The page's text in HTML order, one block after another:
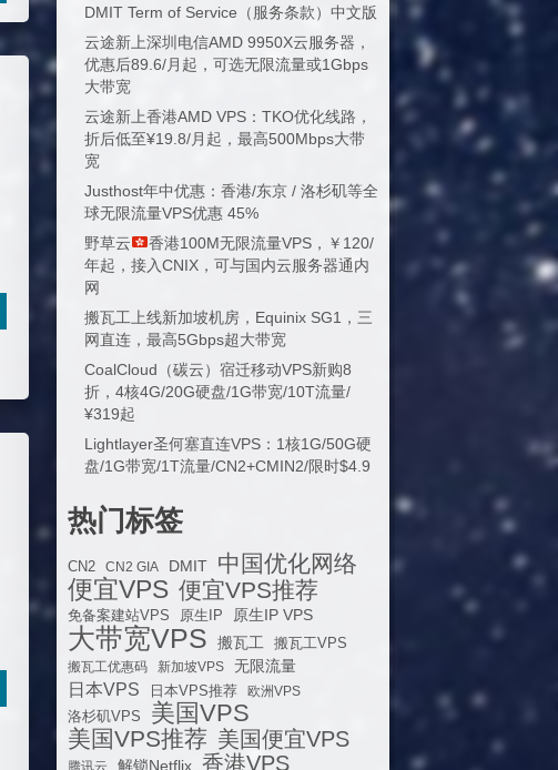
DMIT Term of Service（服务条款）中文版
云途新上深圳电信AMD 9950X云服务器，
优惠后89.6/月起，可选无限流量或1Gbps
大带宽
云途新上香港AMD VPS：TKO优化线路，
折后低至¥19.8/月起，最高500Mbps大带
宽
Justhost年中优惠：香港/东京 / 洛杉矶等全
球无限流量VPS优惠 45%
野草云
香港100M无限流量VPS，￥120/
年起，接入CNIX，可与国内云服务器通内
网
搬瓦工上线新加坡机房，Equinix SG1，三
网直连，最高5Gbps超大带宽
CoalCloud（碳云）宿迁移动VPS新购8
折，4核4G/20G硬盘/1G带宽/10T流量/
¥319起
Lightlayer圣何塞直连VPS：1核1G/50G硬
盘/1G带宽/1T流量/CN2+CMIN2/限时$4.9
热门标签
CN2 CN2 GIA DMIT 中国优化网络
便宜VPS 便宜VPS推荐
免备案建站VPS 原生IP 原生IP VPS
大带宽VPS 搬瓦工
搬瓦工VPS
搬瓦工优惠码
新加坡VPS 无限流量
日本VPS 日本VPS推荐
欧洲VPS
洛杉矶VPS
美国VPS
美国VPS推荐 美国便宜VPS
腾讯云 解锁Netflix 香港VPS